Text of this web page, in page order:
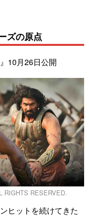
ズの原点
』10月26日公開
RIGHTS RESERVED.
ヒットを続けてきた